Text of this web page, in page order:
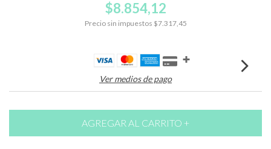
$8.854,12
Precio sin impuestos $7.317,45
Ver medios de pago